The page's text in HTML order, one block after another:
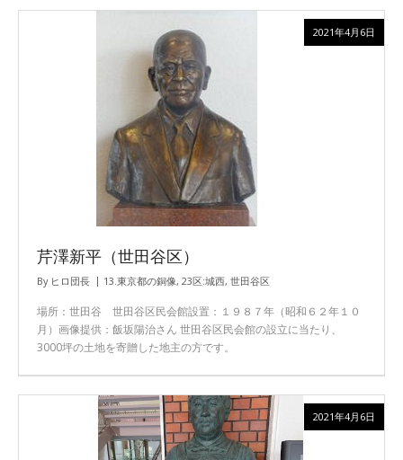
芹澤新平（世田谷区）
By ヒロ団長 13.東京都の銅像, 23区:城西, 世田谷区
場所：世田谷 世田谷区民会館設置：１９８７年（昭和６２年１０
月）画像提供：飯坂陽治さん 世田谷区民会館の設立に当たり、
3000坪の土地を寄贈した地主の方です。
2021年4月6日
2021年4月6日